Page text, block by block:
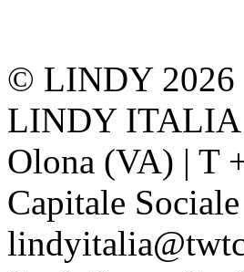
© LINDY 2026
LINDY ITALIA
Olona (VA) | T
Capitale